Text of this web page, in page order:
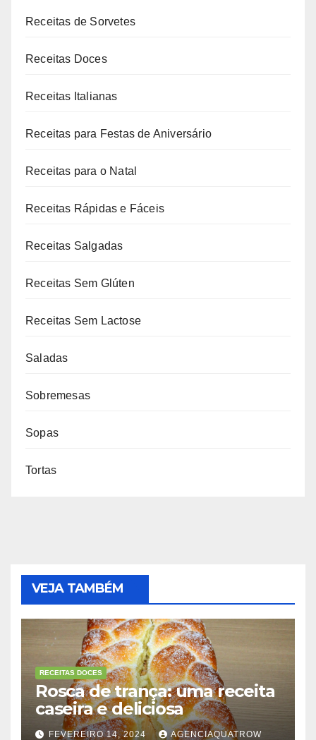
Receitas de Sorvetes
Receitas Doces
Receitas Italianas
Receitas para Festas de Aniversário
Receitas para o Natal
Receitas Rápidas e Fáceis
Receitas Salgadas
Receitas Sem Glúten
Receitas Sem Lactose
Saladas
Sobremesas
Sopas
Tortas
VEJA TAMBÉM
RECEITAS DOCES
Rosca de trança: uma receita
caseira e deliciosa
FEVEREIRO 14, 2024 AGENCIAQUATROW